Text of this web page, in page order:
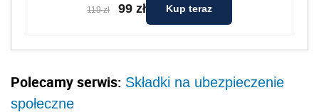
119 zł 99 zł Kup teraz
Polecamy serwis: Składki na ubezpieczenie
społeczne